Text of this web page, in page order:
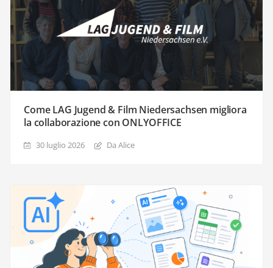
Come LAG Jugend & Film Niedersachsen migliora
la collaborazione con ONLYOFFICE
30 luglio 2026 Da Alice